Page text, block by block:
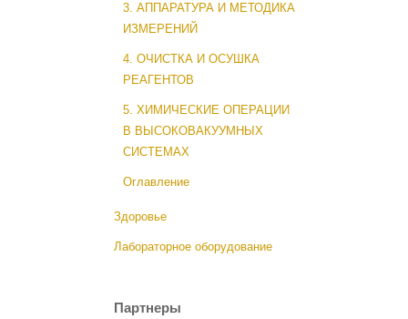
3. АППАРАТУРА И МЕТОДИКА
ИЗМЕРЕНИЙ
4. ОЧИСТКА И ОСУШКА
РЕАГЕНТОВ
5. ХИМИЧЕСКИЕ ОПЕРАЦИИ
В ВЫСОКОВАКУУМНЫХ
СИСТЕМАХ
Оглавление
Здоровье
Лабораторное оборудование
Партнеры